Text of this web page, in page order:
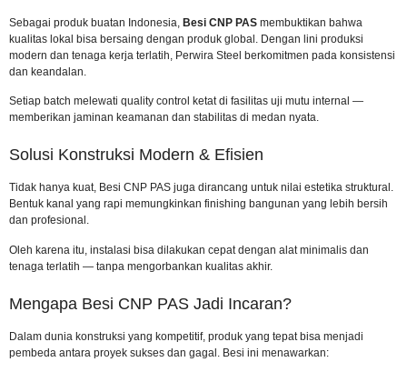
Sebagai produk buatan Indonesia, Besi CNP PAS membuktikan bahwa
kualitas lokal bisa bersaing dengan produk global. Dengan lini produksi
modern dan tenaga kerja terlatih, Perwira Steel berkomitmen pada konsistensi
dan keandalan.
Setiap batch melewati quality control ketat di fasilitas uji mutu internal —
memberikan jaminan keamanan dan stabilitas di medan nyata.
Solusi Konstruksi Modern & Efisien
Tidak hanya kuat, Besi CNP PAS juga dirancang untuk nilai estetika struktural.
Bentuk kanal yang rapi memungkinkan finishing bangunan yang lebih bersih
dan profesional.
Oleh karena itu, instalasi bisa dilakukan cepat dengan alat minimalis dan
tenaga terlatih — tanpa mengorbankan kualitas akhir.
Mengapa Besi CNP PAS Jadi Incaran?
Dalam dunia konstruksi yang kompetitif, produk yang tepat bisa menjadi
pembeda antara proyek sukses dan gagal. Besi ini menawarkan: